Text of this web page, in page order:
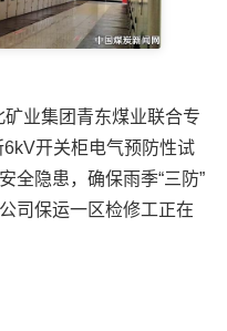
业集团青东煤业联合专
开关柜电气预防性试
全隐患，确保雨季“三防”
司保运一区检修工正在